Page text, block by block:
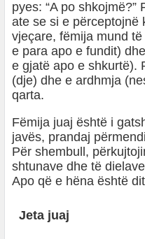
pyes: “A po
ate se si e përceptojnë
vjeçare, fëmija mund
e para apo e fundit)
e gjatë apo e shkurtë).
(dje) dhe e ardhmja
qarta.
Fëmija juaj është i
javës, prandaj
Për shembull,
shtunave dhe të
Apo që e hëna është
Jeta juaj